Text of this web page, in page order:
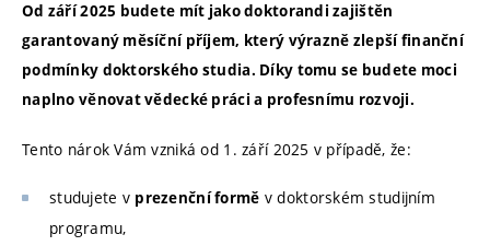
Od září 2025 budete mít jako doktorandi zajištěn
garantovaný měsíční příjem, který výrazně zlepší finanční
podmínky doktorského studia. Díky tomu se budete moci
naplno věnovat vědecké práci a profesnímu rozvoji.
Tento nárok Vám vzniká od 1. září 2025 v případě, že:
studujete v prezenční formě v doktorském studijním
programu,